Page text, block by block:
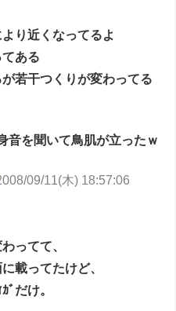
り近くなってるよ
ある
若干つくりが変わってる
音を聞いて鳥肌が立ったｗ
09/11(木) 18:57:06
ってて、
載ってたけど、
ﾞだけ。